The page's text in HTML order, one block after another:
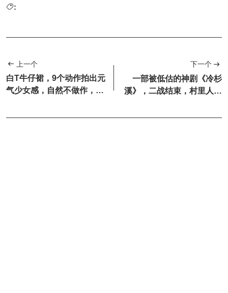
:
上一个
白T牛仔裙，9个动作拍出元
气少女感，自然不做作，氛
下一个
一部被低估的神剧《冷杉
溪》，二战结束，村里人以